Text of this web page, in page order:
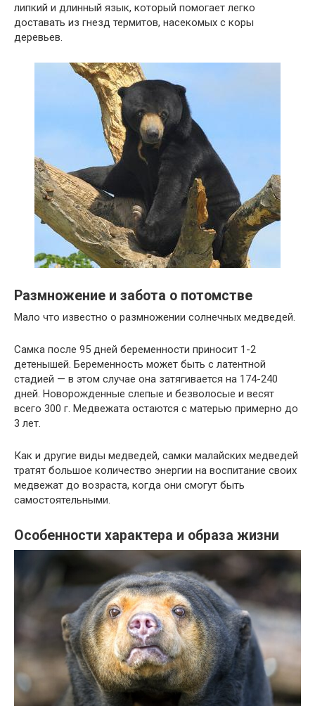
липкий и длинный язык, который помогает легко
доставать из гнезд термитов, насекомых с коры
деревьев.
Размножение и забота о потомстве
Мало что известно о размножении солнечных медведей.
Самка после 95 дней беременности приносит 1-2
детенышей. Беременность может быть с латентной
стадией — в этом случае она затягивается на 174-240
дней. Новорожденные слепые и безволосые и весят
всего 300 г. Медвежата остаются с матерью примерно до
3 лет.
Как и другие виды медведей, самки малайских медведей
тратят большое количество энергии на воспитание своих
медвежат до возраста, когда они смогут быть
самостоятельными.
Особенности характера и образа жизни